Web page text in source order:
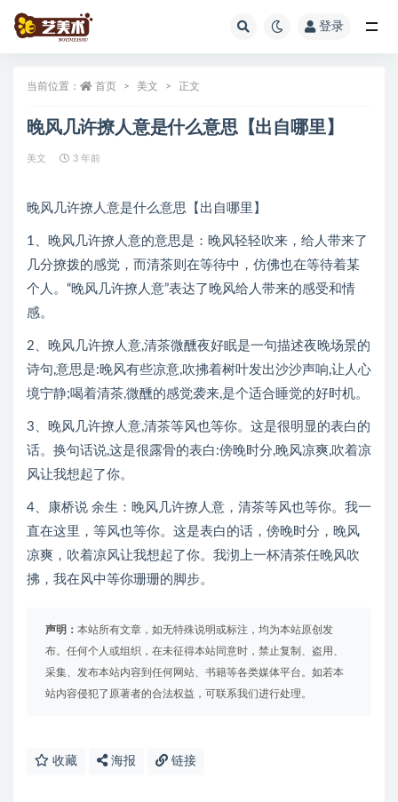
登录
当前位置： 首页 美文 正文
晚风几许撩人意是什么意思【出自哪里】
美文 3 年前
晚风几许撩人意是什么意思【出自哪里】
1、晚风几许撩人意的意思是：晚风轻轻吹来，给人带来了
几分撩拨的感觉，而清茶则在等待中，仿佛也在等待着某
个人。“晚风几许撩人意”表达了晚风给人带来的感受和情
感。
2、晚风几许撩人意,清茶微醺夜好眠是一句描述夜晚场景的
诗句,意思是:晚风有些凉意,吹拂着树叶发出沙沙声响,让人心
境宁静;喝着清茶,微醺的感觉袭来,是个适合睡觉的好时机。
3、晚风几许撩人意,清茶等风也等你。这是很明显的表白的
话。换句话说,这是很露骨的表白:傍晚时分,晚风凉爽,吹着凉
风让我想起了你。
4、康桥说 余生：晚风几许撩人意，清茶等风也等你。我一
直在这里，等风也等你。这是表白的话，傍晚时分，晚风
凉爽，吹着凉风让我想起了你。我沏上一杯清茶任晚风吹
拂，我在风中等你珊珊的脚步。
声明： 本站所有文章，如无特殊说明或标注，均为本站原创发
布。任何个人或组织，在未征得本站同意时，禁止复制、盗用、
采集、发布本站内容到任何网站、书籍等各类媒体平台。如若本
站内容侵犯了原著者的合法权益，可联系我们进行处理。
收藏 海报 链接